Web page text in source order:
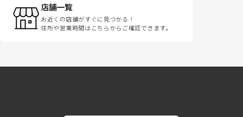
店舗一覧
お近くの店舗がすぐに見つかる！
住所や営業時間はこちらからご確認できます。